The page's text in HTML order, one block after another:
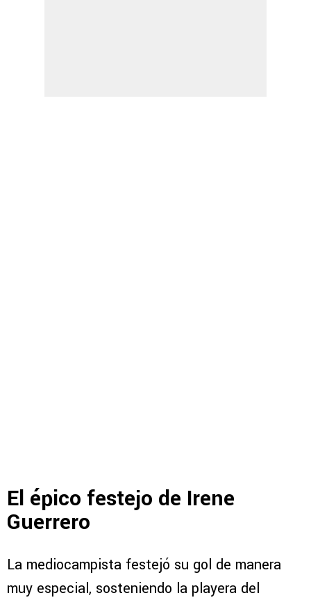
El épico festejo de Irene
Guerrero
La mediocampista festejó su gol de manera
muy especial, sosteniendo la playera del